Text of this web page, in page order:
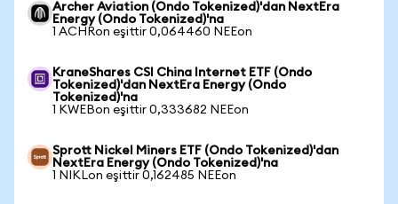
Archer Aviation (Ondo Tokenized)'dan NextEra
Energy (Ondo Tokenized)'na
1 ACHRon eşittir 0,064460 NEEon
KraneShares CSI China Internet ETF (Ondo
Tokenized)'dan NextEra Energy (Ondo
Tokenized)'na
1 KWEBon eşittir 0,333682 NEEon
Sprott Nickel Miners ETF (Ondo Tokenized)'dan
NextEra Energy (Ondo Tokenized)'na
1 NIKLon eşittir 0,162485 NEEon